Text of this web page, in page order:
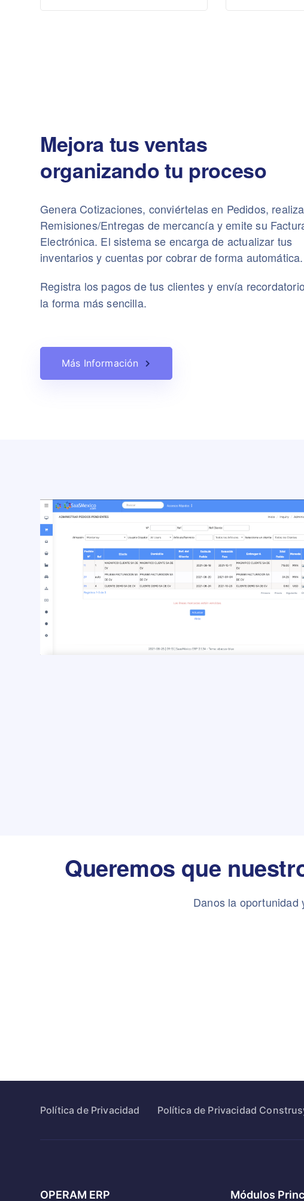
Mejora tus ventas
organizando tu proceso
Genera Cotizaciones, conviértelas en Pedidos, realiza
Remisiones/Entregas de mercancía y emite su
Electrónica. El sistema se encarga de actualizar tus
inventarios y cuentas por cobrar de forma automática.
Registra los pagos de tus clientes y envía
la forma más sencilla.
Más Información
Queremos que
Danos la oportunidad
Política de Privacidad Política de Privacidad
OPERAM ERP Módulos